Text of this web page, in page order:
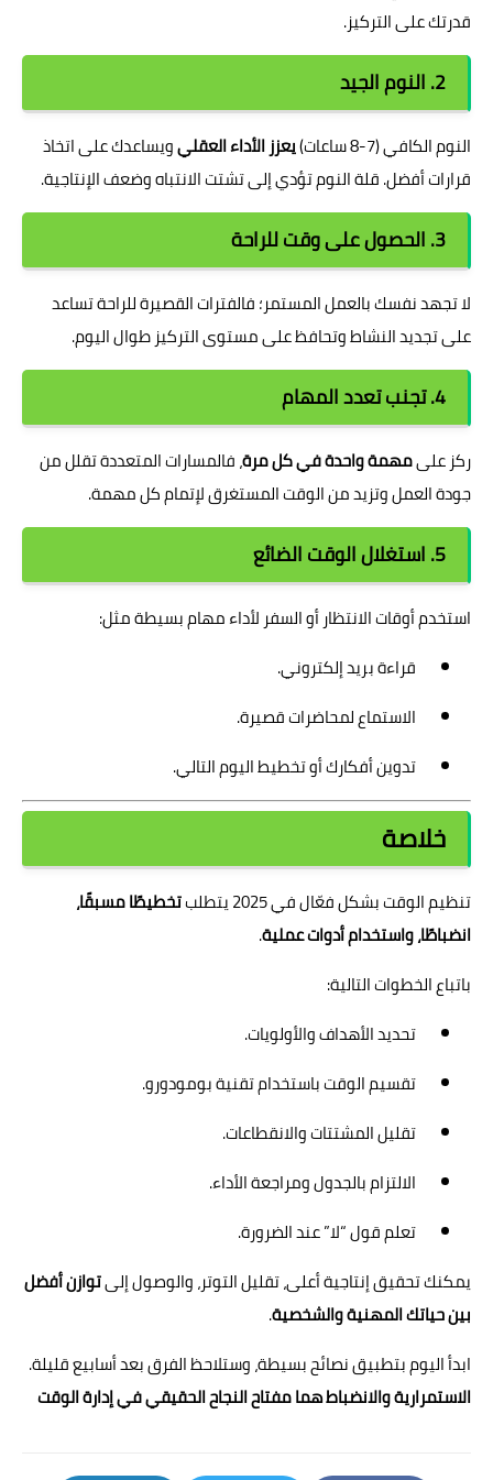
قدرتك على التركيز.
2. النوم الجيد
النوم الكافي (7-8 ساعات) يعزز الأداء العقليويساعدك على اتخاذ
قرارات أفضل. قلة النوم تؤدي إلى تشتت الانتباه وضعف الإنتاجية.
3. الحصول على وقت للراحة
لا تجهد نفسك بالعمل المستمر؛ فالفترات القصيرة للراحة تساعد
على تجديد النشاط وتحافظ على مستوى التركيز طوال اليوم.
4. تجنب تعدد المهام
ركز علىمهمة واحدة في كل مرة، فالمسارات المتعددة تقلل من
جودة العمل وتزيد من الوقت المستغرق لإتمام كل مهمة.
5. استغلال الوقت الضائع
استخدم أوقات الانتظار أو السفر لأداء مهام بسيطة مثل:
قراءة بريد إلكتروني.
الاستماع لمحاضرات قصيرة.
تدوين أفكارك أو تخطيط اليوم التالي.
خلاصة
تنظيم الوقت بشكل فعّال في 2025 يتطلب
تخطيطًا مسبقًا،
انضباطًا، واستخدام أدوات عملية.
باتباع الخطوات التالية:
تحديد الأهداف والأولويات.
تقسيم الوقت باستخدام تقنية بومودورو.
تقليل المشتتات والانقطاعات.
الالتزام بالجدول ومراجعة الأداء.
تعلم قول “لا” عند الضرورة.
يمكنك تحقيق إنتاجية أعلى، تقليل التوتر، والوصول إلىتوازن أفضل
بين حياتك المهنية والشخصية.
ابدأ اليوم بتطبيق نصائح بسيطة، وستلاحظ الفرق بعد أسابيع قليلة.
الاستمرارية والانضباط هما مفتاح النجاح الحقيقي في إدارة الوقت